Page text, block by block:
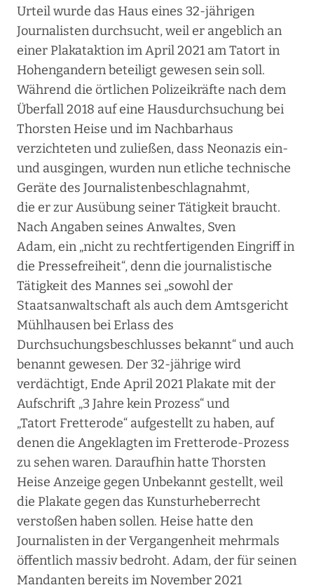
Urteil wurde das Haus eines 32-jährigen
Journalisten durchsucht, weil er angeblich an
einer Plakataktion im April 2021 am Tatort in
Hohengandern beteiligt gewesen sein soll.
Während die örtlichen Polizeikräfte nach dem
Überfall 2018 auf eine Hausdurchsuchung bei
Thorsten Heise und im Nachbarhaus
verzichteten und zuließen, dass Neonazis ein-
und ausgingen, wurden nun etliche technische
Geräte des Journalistenbeschlagnahmt,
die er zur Ausübung seiner Tätigkeit braucht.
Nach Angaben seines Anwaltes, Sven
Adam, ein „nicht zu rechtfertigenden Eingriff in
die Pressefreiheit“, denn die journalistische
Tätigkeit des Mannes sei „sowohl der
Staatsanwaltschaft als auch dem Amtsgericht
Mühlhausen bei Erlass des
Durchsuchungsbeschlusses bekannt“ und auch
benannt gewesen. Der 32-jährige wird
verdächtigt, Ende April 2021 Plakate mit der
Aufschrift „3 Jahre kein Prozess“ und
„Tatort Fretterode“ aufgestellt zu haben, auf
denen die Angeklagten im Fretterode-Prozess
zu sehen waren. Daraufhin hatte Thorsten
Heise Anzeige gegen Unbekannt gestellt, weil
die Plakate gegen das Kunsturheberrecht
verstoßen haben sollen. Heise hatte den
Journalisten in der Vergangenheit mehrmals
öffentlich massiv bedroht. Adam, der für seinen
Mandanten bereits im November 2021